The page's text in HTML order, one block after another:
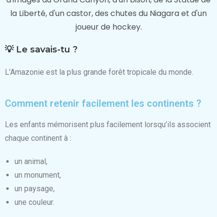
💡 Le savais-tu ?
L’Amazonie est la plus grande forêt tropicale du monde.
Comment retenir facilement les continents ?
Les enfants mémorisent plus facilement lorsqu’ils associent
chaque continent à :
un animal,
un monument,
un paysage,
une couleur.